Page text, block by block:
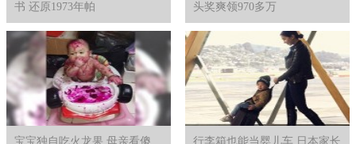
书 还原1973年帕
头奖爽领970多万
宝宝独自吃火龙果 母亲看傻 行李箱也能当婴儿车 日本家长